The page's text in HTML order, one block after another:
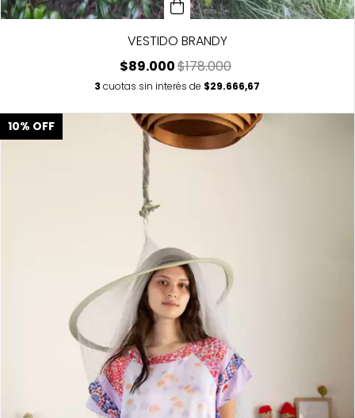
VESTIDO BRANDY
$89.000$178.000
3 cuotas sin interés de $29.666,67
10% OFF